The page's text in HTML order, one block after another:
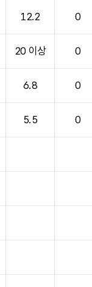
12.2 0
20 이상 0
6.8 0
5.5 0